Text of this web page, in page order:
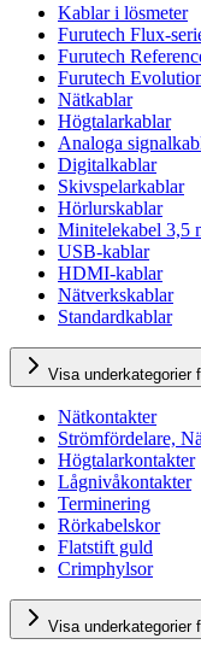
Kablar i lösmeter
Furutech Flux-
Furutech
Furutech
Nätkablar
Högtalarkablar
Analoga
Digitalkablar
Skivspelarkablar
Hörlurskablar
Minitelekabel 3,5
USB-kablar
HDMI-kablar
Nätverkskablar
Standardkablar
Visa underkategorier
Nätkontakter
Strömfördelare,
Högtalarkontakter
Lågnivåkontakter
Terminering
Rörkabelskor
Flatstift guld
Crimphylsor
Visa underkategorier